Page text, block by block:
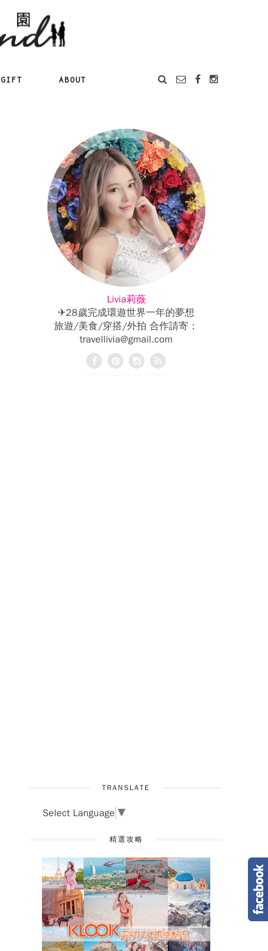
GIFT ABOUT
Livia莉薇
✈28歲完成環遊世界一年的夢想
旅遊/美食/穿搭/外拍 合作請寄：
travellivia@gmail.com
TRANSLATE
Select Language ▼
精選攻略